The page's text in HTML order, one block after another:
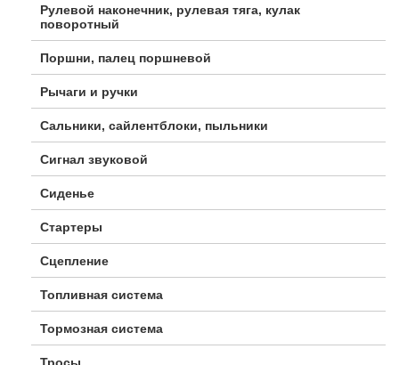
Рулевой наконечник, рулевая тяга, кулак
поворотный
Поршни, палец поршневой
Рычаги и ручки
Сальники, сайлентблоки, пыльники
Сигнал звуковой
Сиденье
Стартеры
Сцепление
Топливная система
Тормозная система
Тросы